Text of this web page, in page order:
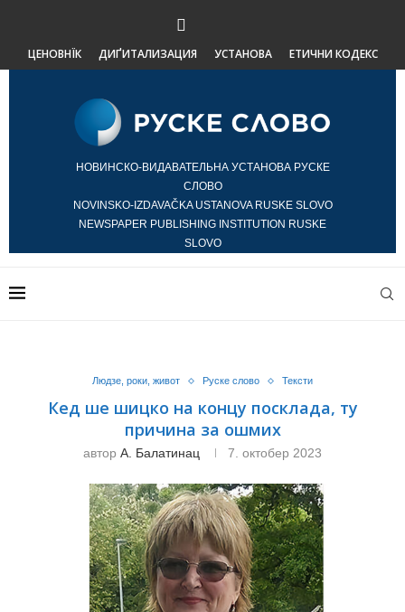
ЦЕНОВНЇК ДИҐИТАЛИЗАЦИЯ УСТАНОВА ЕТИЧНИ КОДЕКС
НОВИНСКО-ВИДАВАТЕЛЬНА УСТАНОВА РУСКЕ
СЛОВО
NOVINSKO-IZDAVAČKA USTANOVA RUSKE SLOVO
NEWSPAPER PUBLISHING INSTITUTION RUSKE
SLOVO
Людзе, роки, живот Руске слово Тексти
Кед ше шицко на концу посклада, ту
причина за ошмих
автор А. Балатинац 7. октобер 2023